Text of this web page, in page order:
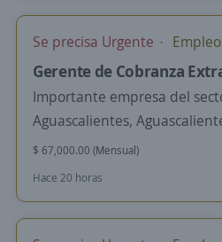
Se precisa Urgente
Gerente de Cobranza
Importante empresa del
Aguascalientes,
$ 67,000.00 (Mensual)
Hace 20 horas